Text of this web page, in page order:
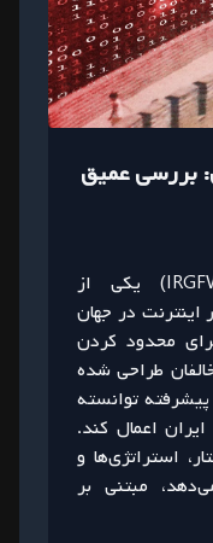
بررسی عمیق
دیوار آتش بزرگ ایران (IRGFW) یکی از
در جهان
محدود کردن
طراحی شده
توانسته
اعمال کند.
استراتژی‌ها و
مبتنی بر